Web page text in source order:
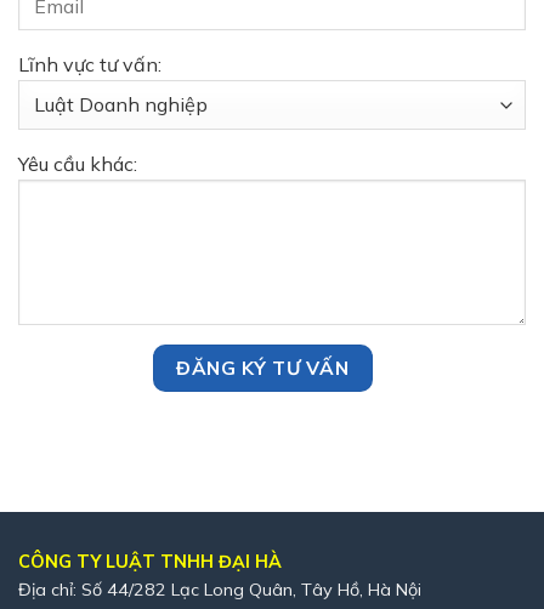
Lĩnh vực tư vấn:
Yêu cầu khác:
CÔNG TY LUẬT TNHH ĐẠI HÀ
Địa chỉ: Số 44/282 Lạc Long Quân, Tây Hồ, Hà Nội